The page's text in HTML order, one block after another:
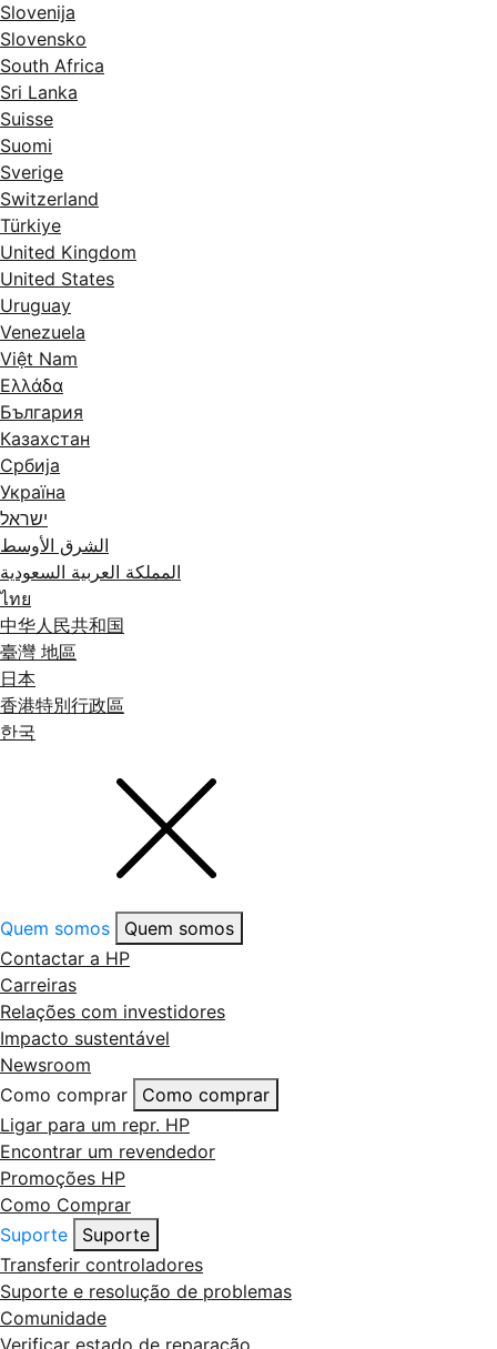
Slovenija
Slovensko
South Africa
Sri Lanka
Suisse
Suomi
Sverige
Switzerland
Türkiye
United Kingdom
United States
Uruguay
Venezuela
Việt Nam
Ελλάδα
България
Казахстан
Србија
Україна
ישראל
الشرق الأوسط
المملكة العربية السعودية
ไทย
中华人民共和国
臺灣 地區
日本
香港特別行政區
한국
Quem somos
Quem somos
Contactar a HP
Carreiras
Relações com investidores
Impacto sustentável
Newsroom
Como comprar
Como comprar
Ligar para um repr. HP
Encontrar um revendedor
Promoções HP
Como Comprar
Suporte
Suporte
Transferir controladores
Suporte e resolução de problemas
Comunidade
Verificar estado de reparação